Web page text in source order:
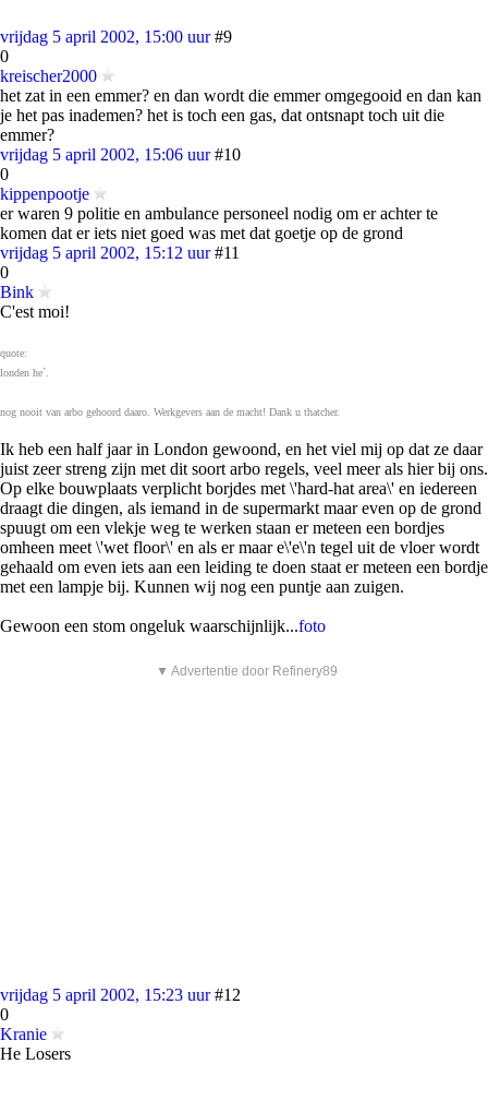
vrijdag 5 april 2002, 15:00 uur #9
0
kreischer2000
het zat in een emmer? en dan wordt die emmer omgegooid en dan kan
je het pas inademen? het is toch een gas, dat ontsnapt toch uit die
emmer?
vrijdag 5 april 2002, 15:06 uur #10
0
kippenpootje
er waren 9 politie en ambulance personeel nodig om er achter te
komen dat er iets niet goed was met dat goetje op de grond
vrijdag 5 april 2002, 15:12 uur #11
0
Bink
C'est moi!
quote:
londen he`.
nog nooit van arbo gehoord daaro. Werkgevers aan de macht! Dank u thatcher.
Ik heb een half jaar in London gewoond, en het viel mij op dat ze daar
juist zeer streng zijn met dit soort arbo regels, veel meer als hier bij ons.
Op elke bouwplaats verplicht borjdes met \'hard-hat area\' en iedereen
draagt die dingen, als iemand in de supermarkt maar even op de grond
spuugt om een vlekje weg te werken staan er meteen een bordjes
omheen meet \'wet floor\' en als er maar e\'e\'n tegel uit de vloer wordt
gehaald om even iets aan een leiding te doen staat er meteen een bordje
met een lampje bij. Kunnen wij nog een puntje aan zuigen.
Gewoon een stom ongeluk waarschijnlijk...foto
▼ Advertentie door Refinery89
vrijdag 5 april 2002, 15:23 uur #12
0
Kranie
He Losers